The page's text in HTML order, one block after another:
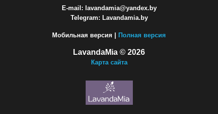
E-mail: lavandamia@yandex.by
Telegram: Lavandamia.by
Мобильная версия | Полная версия
LavandaMia © 2026
Карта сайта